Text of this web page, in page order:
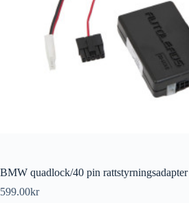
BMW quadlock/40 pin rattstyrningsadapter
599.00kr